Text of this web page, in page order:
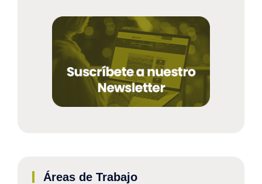
Áreas de Trabajo